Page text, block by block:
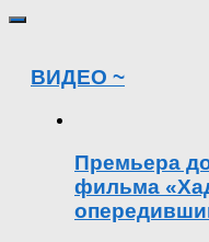
ВИДЕО ~
Премьера
фильма